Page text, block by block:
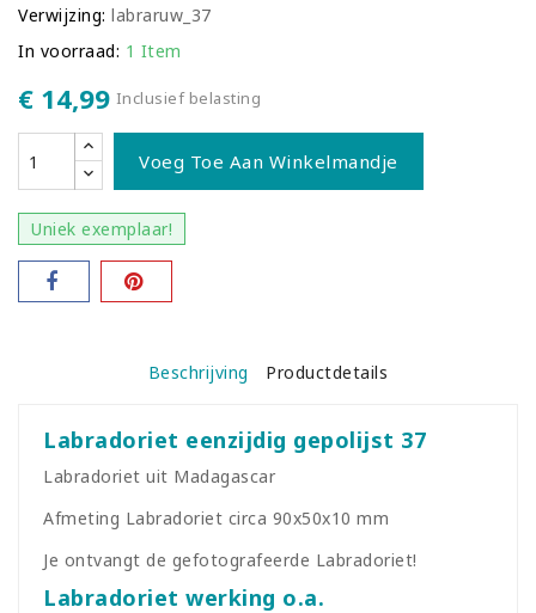
Verwijzing: labraruw_37
In voorraad: 1 Item
€ 14,99 Inclusief belasting
Voeg Toe Aan Winkelmandje
Uniek exemplaar!
Beschrijving Productdetails
Labradoriet eenzijdig gepolijst 37
Labradoriet uit Madagascar
Afmeting Labradoriet circa 90x50x10 mm
Je ontvangt de gefotografeerde Labradoriet!
Labradoriet werking o.a.